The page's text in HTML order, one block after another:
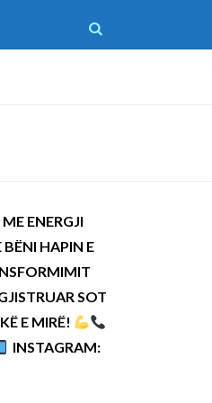
ENERGJI
HAPIN E
SOT
E MIRË!
INSTAGRAM: